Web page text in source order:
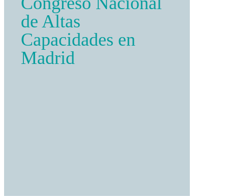
de Altas
Capacidades en
Madrid